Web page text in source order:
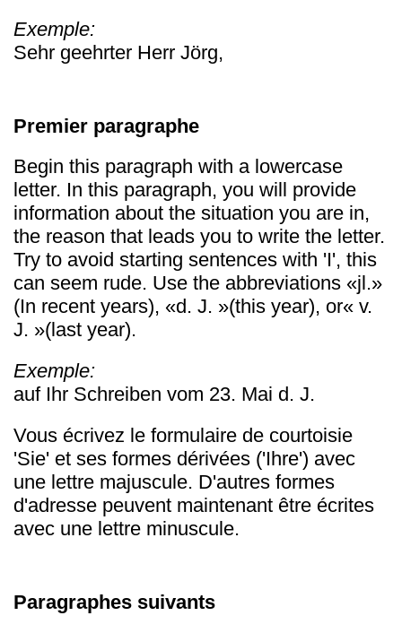
Exemple:
Sehr geehrter Herr Jörg,
Premier paragraphe
Begin this paragraph with a lowercase
letter. In this paragraph, you will provide
information about the situation you are in,
the reason that leads you to write the letter.
Try to avoid starting sentences with 'I', this
can seem rude. Use the abbreviations «jl.»
(In recent years), «d. J. »(this year), or« v.
J. »(last year).
Exemple:
auf Ihr Schreiben vom 23. Mai d. J.
Vous écrivez le formulaire de courtoisie
'Sie' et ses formes dérivées ('Ihre') avec
une lettre majuscule. D'autres formes
d'adresse peuvent maintenant être écrites
avec une lettre minuscule.
Paragraphes suivants